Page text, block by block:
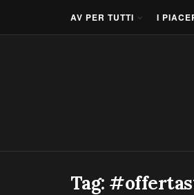
AV PER TUTTI I
Tag: